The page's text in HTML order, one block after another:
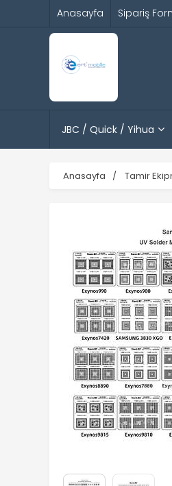
Anasayfa Sipariş
JBC / Quick / Yihua
Anasayfa Tamir